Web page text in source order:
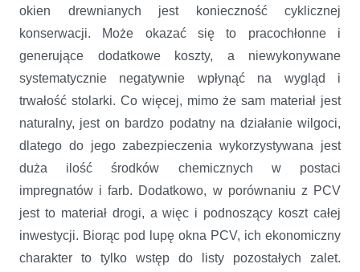
okien drewnianych jest konieczność cyklicznej
konserwacji. Może okazać się to pracochłonne i
generujące dodatkowe koszty, a niewykonywane
systematycznie negatywnie wpłynąć na wygląd i
trwałość stolarki. Co więcej, mimo że sam materiał jest
naturalny, jest on bardzo podatny na działanie wilgoci,
dlatego do jego zabezpieczenia wykorzystywana jest
duża ilość środków chemicznych w postaci
impregnatów i farb. Dodatkowo, w porównaniu z PCV
jest to materiał drogi, a więc i podnoszący koszt całej
inwestycji. Biorąc pod lupę okna PCV, ich ekonomiczny
charakter to tylko wstęp do listy pozostałych zalet.